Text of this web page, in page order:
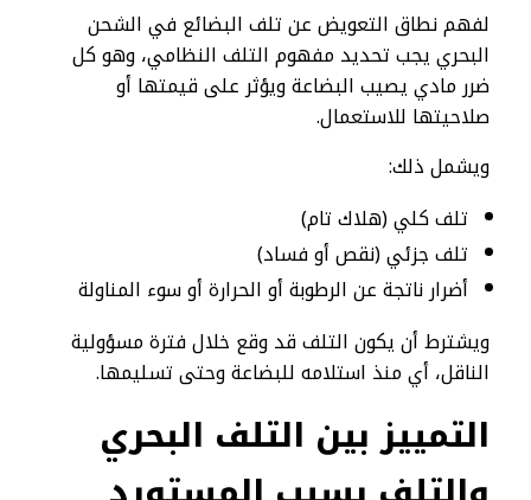
لفهم نطاق التعويض عن تلف البضائع في الشحن
البحري يجب تحديد مفهوم التلف النظامي، وهو كل
ضرر مادي يصيب البضاعة ويؤثر على قيمتها أو
صلاحيتها للاستعمال.
ويشمل ذلك:
تلف كلي (هلاك تام)
تلف جزئي (نقص أو فساد)
أضرار ناتجة عن الرطوبة أو الحرارة أو سوء المناولة
ويشترط أن يكون التلف قد وقع خلال فترة مسؤولية
الناقل، أي منذ استلامه للبضاعة وحتى تسليمها.
التمييز بين التلف البحري